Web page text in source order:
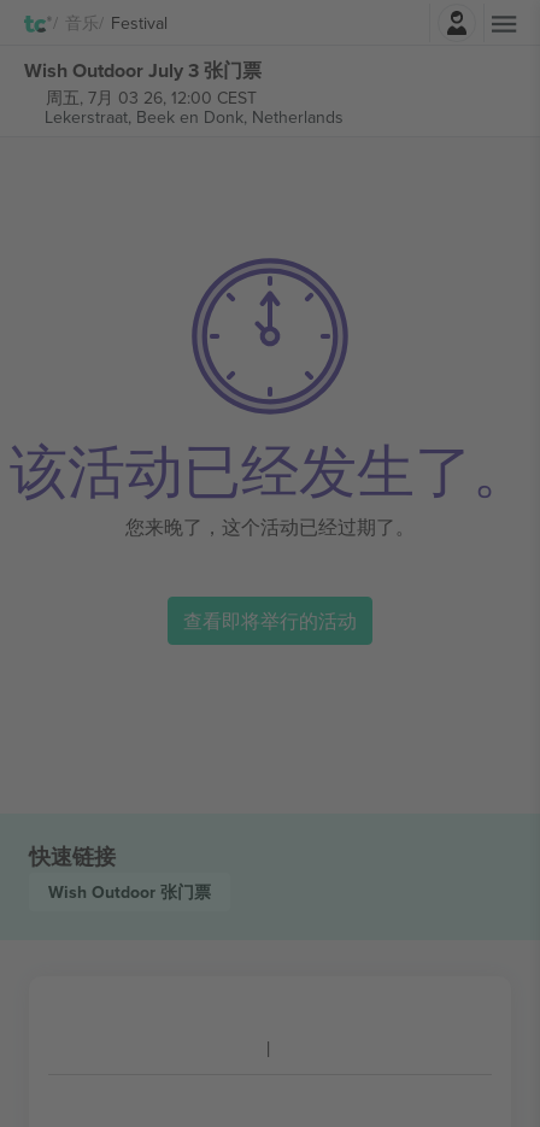
音乐 Festival
Wish Outdoor July 3 张门票
周五, 7月 03 26, 12:00 CEST
Lekerstraat, Beek en Donk, Netherlands
该活动已经发生了。
您来晚了，这个活动已经过期了。
查看即将举行的活动
快速链接
Wish Outdoor 张门票